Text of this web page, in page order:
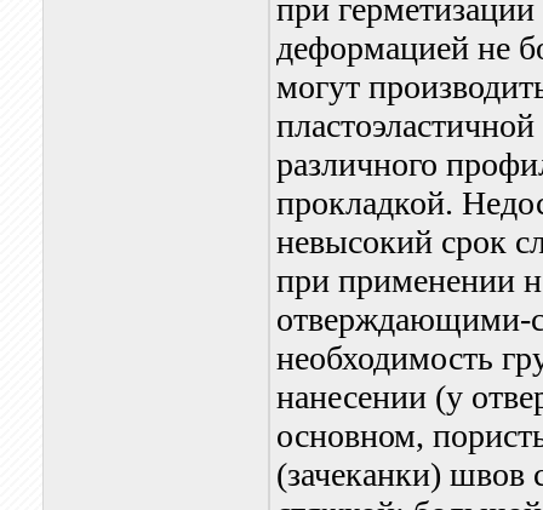
при
деформацией не
могут
различного
прокладкой.
невысокий срок
при применении
отверждающими-
необходимость
нанесении (у
основном,
(зачеканки) швов